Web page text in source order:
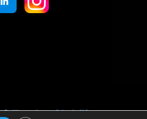
Politique de confidentialité